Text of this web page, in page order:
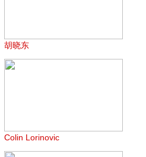
胡晓东
Colin Lorinovic